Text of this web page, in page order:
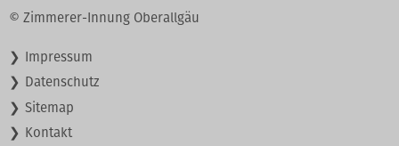
© Zimmerer-Innung Oberallgäu
Navigation
überspringen
Impressum
Datenschutz
Sitemap
Kontakt